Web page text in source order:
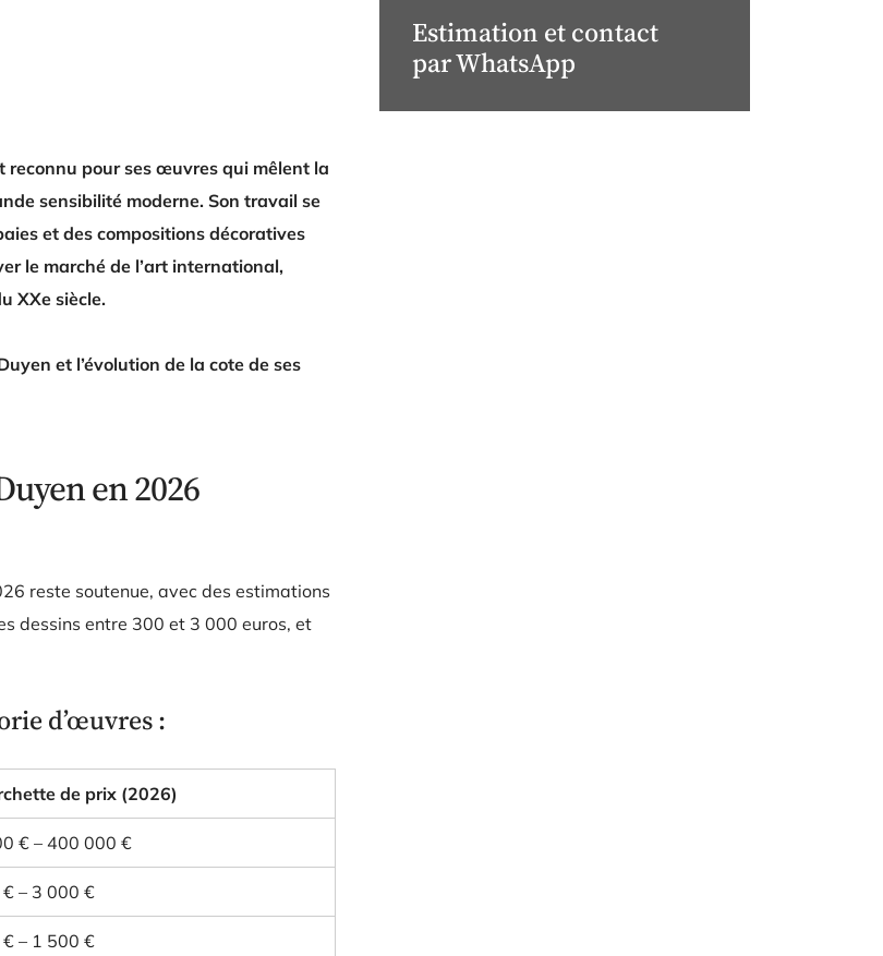
pour ses œuvres qui mêlent la
sensibilité moderne. Son travail se
et des compositions décoratives
le marché de l’art international,
XXe siècle.
et l’évolution de la cote de ses
en 2026
reste soutenue, avec des estimations
dessins entre 300 et 3 000 euros, et
d’œuvres :
de prix (2026)
€ – 400 000 €
– 3 000 €
– 1 500 €
Estimation et contact
par WhatsApp